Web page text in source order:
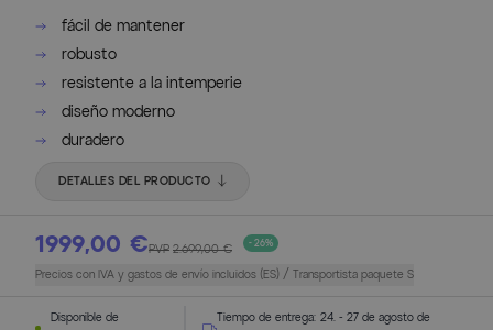
fácil de mantener
robusto
resistente a la intemperie
diseño moderno
duradero
DETALLES DEL PRODUCTO
1999,00 €PVP 2.699,00 € - 26%
Precios con IVA y gastos de envío incluidos (ES) / Transportista paquete S
Disponible de
Tiempo de entrega: 24. - 27 de agosto de